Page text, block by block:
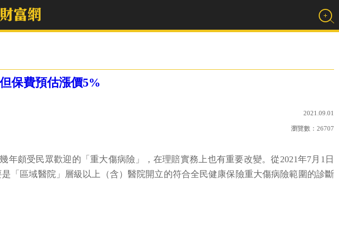
保費預估漲價5%
2021.09.01
瀏覽數： 26707
頗受民眾歡迎的「重大傷病險」，在理賠實務上也有重要改變。從2021年7月1日
「區域醫院」層級以上（含）醫院開立的符合全民健康保險重大傷病險範圍的診斷